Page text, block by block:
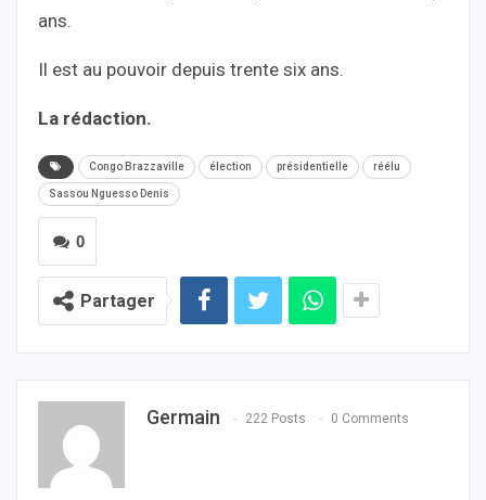
ans.
Il est au pouvoir depuis trente six ans.
La rédaction.
Congo Brazzaville élection présidentielle réélu
Sassou Nguesso Denis
0
Partager
Germain 222 Posts 0 Comments